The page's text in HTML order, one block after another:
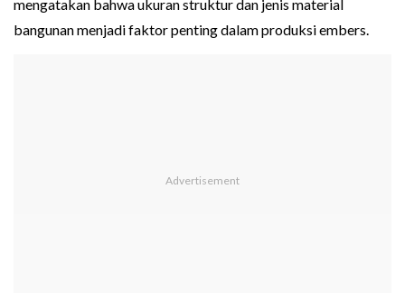
mengatakan bahwa ukuran struktur dan jenis material
bangunan menjadi faktor penting dalam produksi embers.